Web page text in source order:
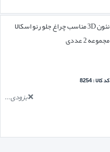
نئون 3D مناسب چراغ جلو رنو اسکالا
مجموعه 2 عددی
کد کالا : 8254
بزودی...